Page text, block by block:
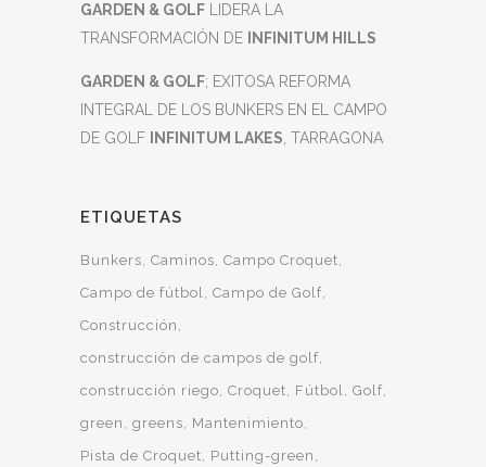
GARDEN & GOLF LIDERA LA
TRANSFORMACIÓN DE
INFINITUM HILLS
GARDEN & GOLF; EXITOSA REFORMA
INTEGRAL DE LOS BUNKERS EN EL CAMPO
DE GOLF
INFINITUM LAKES , TARRAGONA
ETIQUETAS
Bunkers Caminos Campo Croquet
Campo de fútbol Campo de Golf
Construcción
construcción de campos de golf
construcción riego Croquet Fútbol Golf
green
greens
Mantenimiento
Pista de Croquet
Putting-green